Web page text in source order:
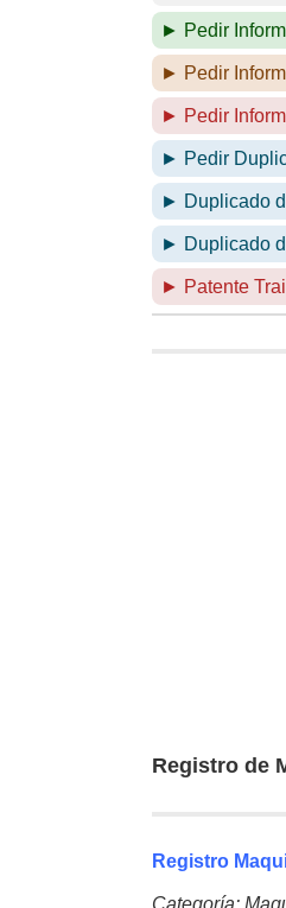
► Pedir
► Pedir
► Pedir
► Pedir
► Duplicado
► Duplicado
► Patente
Registro de
Registro
Categoría: